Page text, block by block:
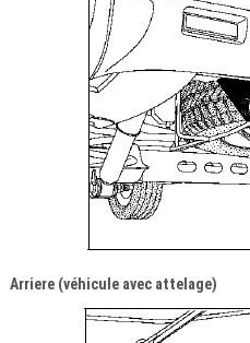
Arriere (véhicule avec attelage)